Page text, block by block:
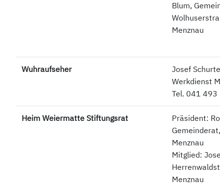
Blum,
Menznau
Wuhraufseher
Josef
Werkdienst
Tel. 041
Heim Weiermatte Stiftungsrat
Präsident:
Menznau
Mitglied:
Menznau